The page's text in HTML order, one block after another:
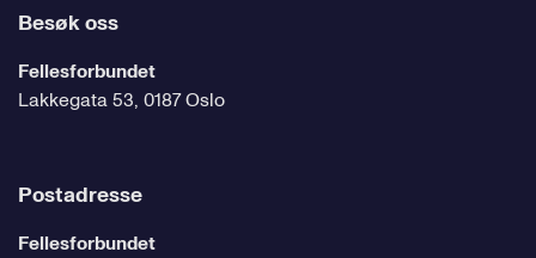
Besøk oss
Fellesforbundet
Lakkegata 53, 0187 Oslo
Postadresse
Fellesforbundet